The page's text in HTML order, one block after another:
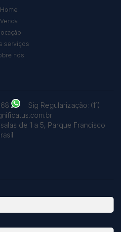
Joaquim Cardoso Filho
da Serra
Home
Venda
serviços
nós
Sig Regularização: (11)
salas de 1 a 5, Parque Francisco